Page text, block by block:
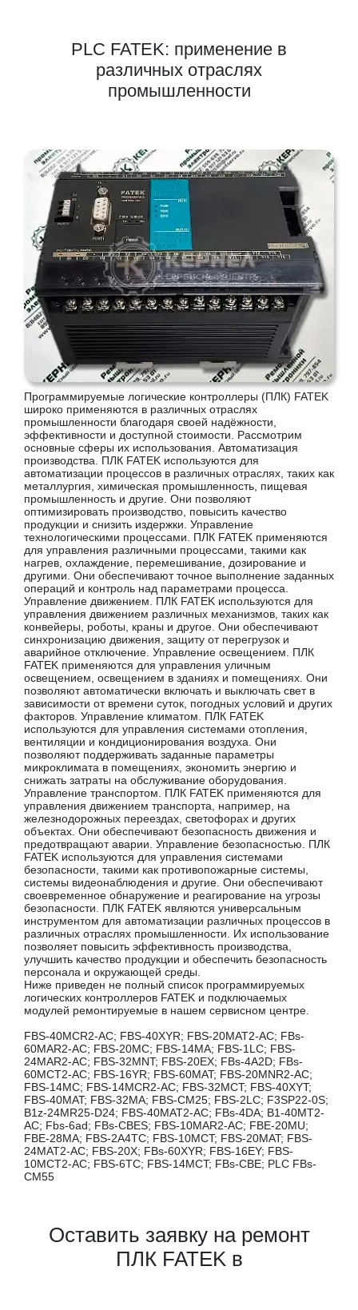
PLC FATEK: применение в
различных отраслях
промышленности
Программируемые логические контроллеры (ПЛК) FATEK
широко применяются в различных отраслях
промышленности благодаря своей надёжности,
эффективности и доступной стоимости. Рассмотрим
основные сферы их использования. Автоматизация
производства. ПЛК FATEK используются для
автоматизации процессов в различных отраслях, таких как
металлургия, химическая промышленность, пищевая
промышленность и другие. Они позволяют
оптимизировать производство, повысить качество
продукции и снизить издержки. Управление
технологическими процессами. ПЛК FATEK применяются
для управления различными процессами, такими как
нагрев, охлаждение, перемешивание, дозирование и
другими. Они обеспечивают точное выполнение заданных
операций и контроль над параметрами процесса.
Управление движением. ПЛК FATEK используются для
управления движением различных механизмов, таких как
конвейеры, роботы, краны и другое. Они обеспечивают
синхронизацию движения, защиту от перегрузок и
аварийное отключение. Управление освещением. ПЛК
FATEK применяются для управления уличным
освещением, освещением в зданиях и помещениях. Они
позволяют автоматически включать и выключать свет в
зависимости от времени суток, погодных условий и других
факторов. Управление климатом. ПЛК FATEK
используются для управления системами отопления,
вентиляции и кондиционирования воздуха. Они
позволяют поддерживать заданные параметры
микроклимата в помещениях, экономить энергию и
снижать затраты на обслуживание оборудования.
Управление транспортом. ПЛК FATEK применяются для
управления движением транспорта, например, на
железнодорожных переездах, светофорах и других
объектах. Они обеспечивают безопасность движения и
предотвращают аварии. Управление безопасностью. ПЛК
FATEK используются для управления системами
безопасности, такими как противопожарные системы,
системы видеонаблюдения и другие. Они обеспечивают
своевременное обнаружение и реагирование на угрозы
безопасности. ПЛК FATEK являются универсальным
инструментом для автоматизации различных процессов в
различных отраслях промышленности. Их использование
позволяет повысить эффективность производства,
улучшить качество продукции и обеспечить безопасность
персонала и окружающей среды.
Ниже приведен не полный список программируемых
логических контроллеров FATEK и подключаемых
модулей ремонтируемые в нашем сервисном центре.
FBS-40MCR2-AC; FBS-40XYR; FBS-20MAT2-AC; FBs-
60MAR2-AC; FBS-20MC; FBS-14MA; FBS-1LC; FBS-
24MAR2-AC; FBS-32MNT; FBS-20EX; FBs-4A2D; FBs-
60MCT2-AC; FBS-16YR; FBS-60MAT; FBS-20MNR2-AC;
FBS-14MC; FBS-14MCR2-AC; FBS-32MCT; FBS-40XYT;
FBS-40MAT; FBS-32MA; FBS-CM25; FBS-2LC; F3SP22-0S;
B1z-24MR25-D24; FBS-40MAT2-AC; FBs-4DA; B1-40MT2-
AC; Fbs-6ad; FBs-CBES; FBS-10MAR2-AC; FBE-20MU;
FBE-28MA; FBS-2A4TC; FBS-10MCT; FBS-20MAT; FBS-
24MAT2-AC; FBS-20X; FBs-60XYR; FBS-16EY; FBS-
10MCT2-AC; FBS-6TC; FBS-14MCT; FBs-CBE; PLC FBs-
CM55
Оставить заявку на ремонт
ПЛК FATEK в